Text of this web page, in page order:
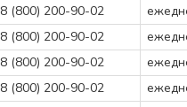
8 (800) 200-90-02
8 (800) 200-90-02
8 (800) 200-90-02
8 (800) 200-90-02